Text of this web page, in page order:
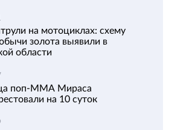
на мотоциклах: схему
золота выявили в
области
поп-ММА Мираса
на 10 суток